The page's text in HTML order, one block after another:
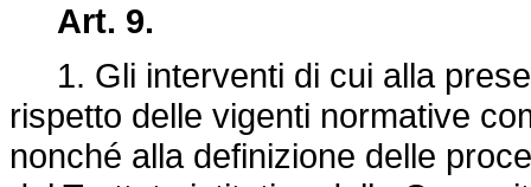
Art. 9.
1. Gli interventi di cui alla
rispetto delle vigenti normative
nonché alla definizione delle